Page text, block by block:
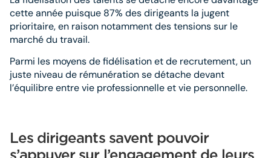
cette année puisque 87% des dirigeants la jugent
prioritaire, en raison notamment des tensions sur le
marché du travail.
Parmi les moyens de fidélisation et de recrutement, un
juste niveau de rémunération se détache devant
l’équilibre entre vie professionnelle et vie personnelle.
Les dirigeants savent pouvoir